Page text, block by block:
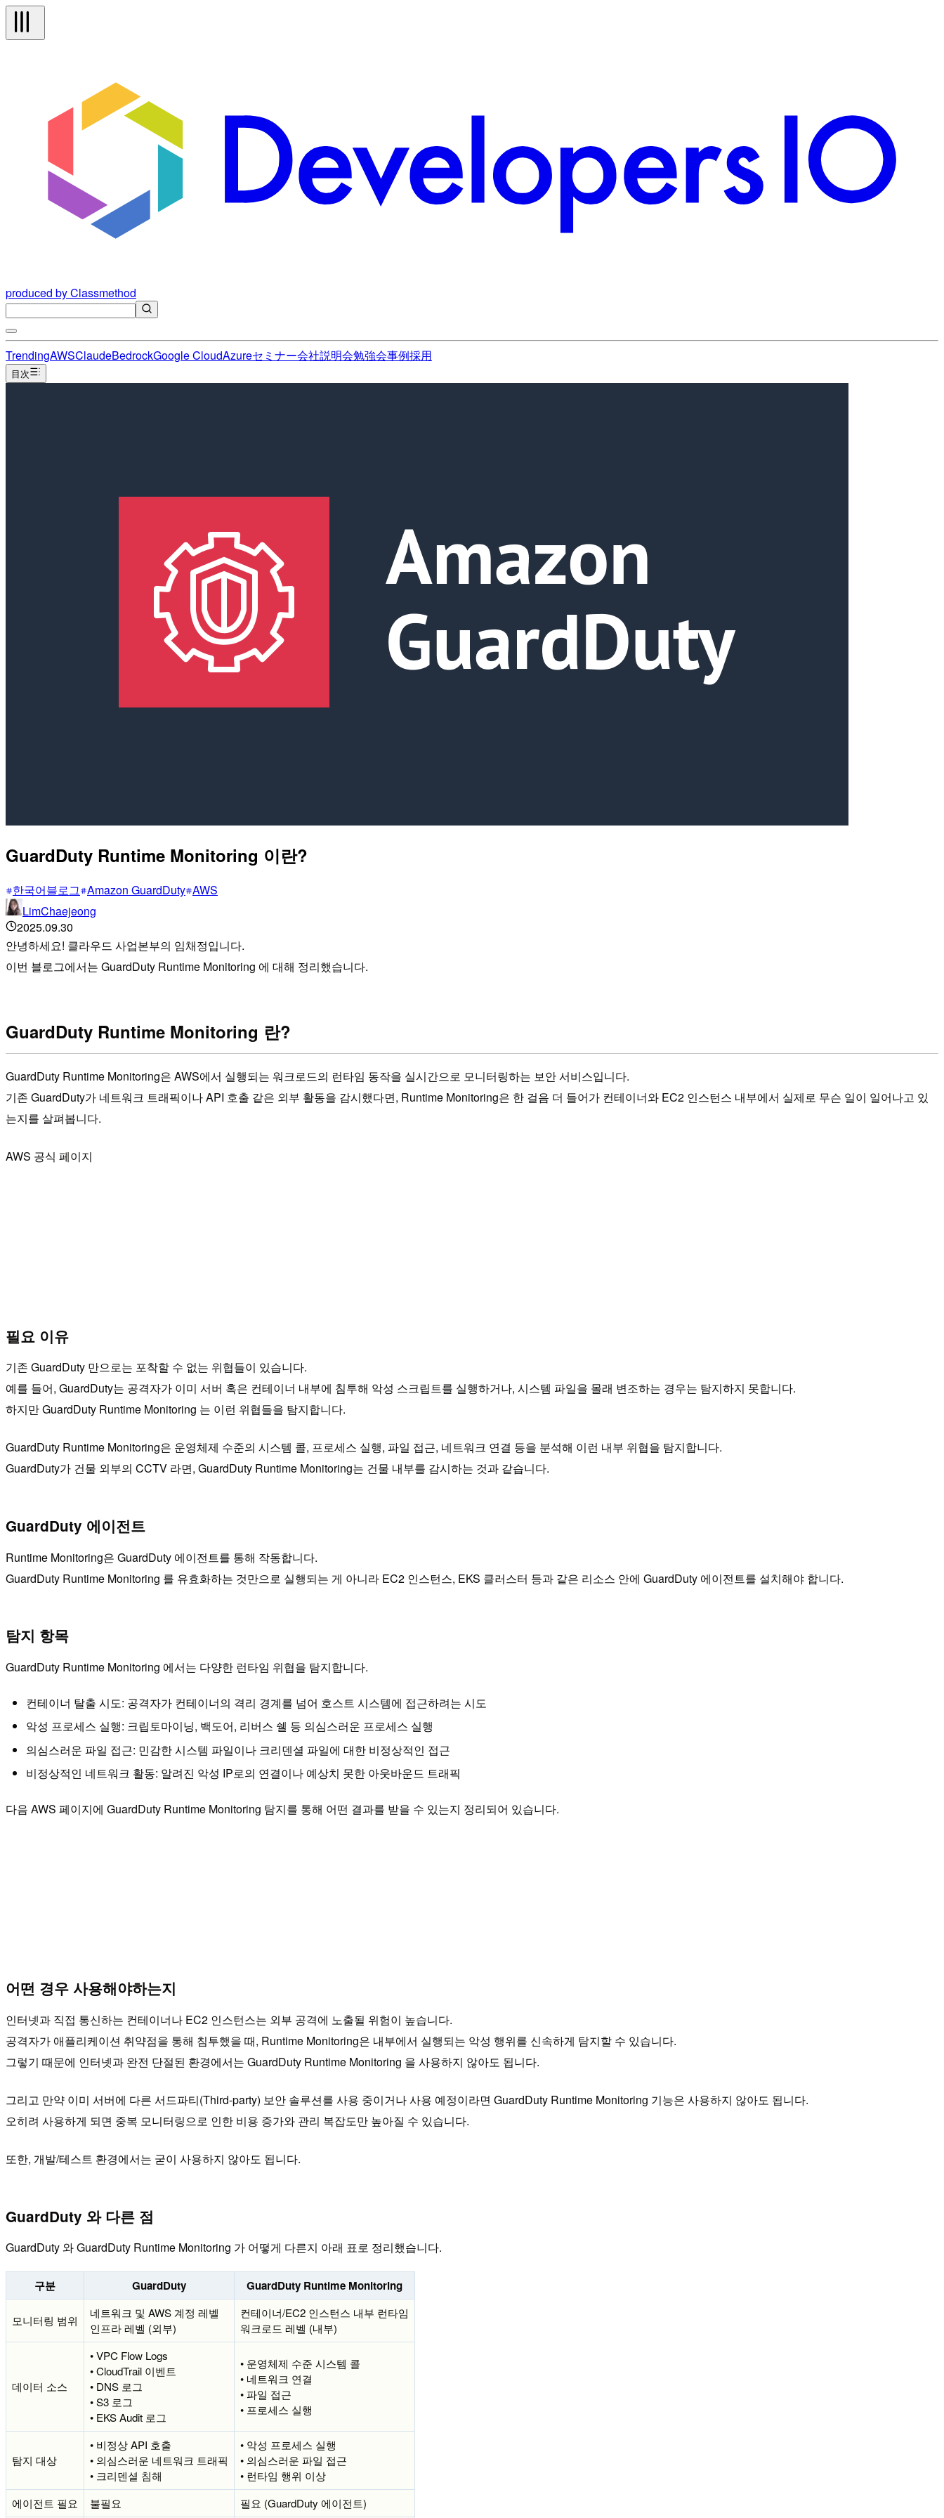
produced by Classmethod
TrendingAWSClaudeBedrockGoogle CloudAzureセミナー会社説明会勉強会事例採用
目次
GuardDuty Runtime Monitoring 이란?
한국어블로그 Amazon GuardDuty AWS
LimChaejeong
2025.09.30
안녕하세요! 클라우드 사업본부의 임채정입니다.
이번 블로그에서는 GuardDuty Runtime Monitoring 에 대해 정리했습니다.
GuardDuty Runtime Monitoring 란?
GuardDuty Runtime Monitoring은 AWS에서 실행되는 워크로드의 런타임 동작을 실시간으로 모니터링하는 보안 서비스입니다.
기존 GuardDuty가 네트워크 트래픽이나 API 호출 같은 외부 활동을 감시했다면, Runtime Monitoring은 한 걸음 더 들어가 컨테이너와 EC2 인스턴스 내부에서 실제로 무슨 일이 일어나고 있
는지를 살펴봅니다.
AWS 공식 페이지
필요 이유
기존 GuardDuty 만으로는 포착할 수 없는 위협들이 있습니다.
예를 들어, GuardDuty는 공격자가 이미 서버 혹은 컨테이너 내부에 침투해 악성 스크립트를 실행하거나, 시스템 파일을 몰래 변조하는 경우는 탐지하지 못합니다.
하지만 GuardDuty Runtime Monitoring 는 이런 위협들을 탐지합니다.
GuardDuty Runtime Monitoring은 운영체제 수준의 시스템 콜, 프로세스 실행, 파일 접근, 네트워크 연결 등을 분석해 이런 내부 위협을 탐지합니다.
GuardDuty가 건물 외부의 CCTV 라면, GuardDuty Runtime Monitoring는 건물 내부를 감시하는 것과 같습니다.
GuardDuty 에이전트
Runtime Monitoring은 GuardDuty 에이전트를 통해 작동합니다.
GuardDuty Runtime Monitoring 를 유효화하는 것만으로 실행되는 게 아니라 EC2 인스턴스, EKS 클러스터 등과 같은 리소스 안에 GuardDuty 에이전트를 설치해야 합니다.
탐지 항목
GuardDuty Runtime Monitoring 에서는 다양한 런타임 위협을 탐지합니다.
컨테이너 탈출 시도: 공격자가 컨테이너의 격리 경계를 넘어 호스트 시스템에 접근하려는 시도
악성 프로세스 실행: 크립토마이닝, 백도어, 리버스 쉘 등 의심스러운 프로세스 실행
의심스러운 파일 접근: 민감한 시스템 파일이나 크리덴셜 파일에 대한 비정상적인 접근
비정상적인 네트워크 활동: 알려진 악성 IP로의 연결이나 예상치 못한 아웃바운드 트래픽
다음 AWS 페이지에 GuardDuty Runtime Monitoring 탐지를 통해 어떤 결과를 받을 수 있는지 정리되어 있습니다.
어떤 경우 사용해야하는지
인터넷과 직접 통신하는 컨테이너나 EC2 인스턴스는 외부 공격에 노출될 위험이 높습니다.
공격자가 애플리케이션 취약점을 통해 침투했을 때, Runtime Monitoring은 내부에서 실행되는 악성 행위를 신속하게 탐지할 수 있습니다.
그렇기 때문에 인터넷과 완전 단절된 환경에서는 GuardDuty Runtime Monitoring 을 사용하지 않아도 됩니다.
그리고 만약 이미 서버에 다른 서드파티(Third-party) 보안 솔루션를 사용 중이거나 사용 예정이라면 GuardDuty Runtime Monitoring 기능은 사용하지 않아도 됩니다.
오히려 사용하게 되면 중복 모니터링으로 인한 비용 증가와 관리 복잡도만 높아질 수 있습니다.
또한, 개발/테스트 환경에서는 굳이 사용하지 않아도 됩니다.
GuardDuty 와 다른 점
GuardDuty 와 GuardDuty Runtime Monitoring 가 어떻게 다른지 아래 표로 정리했습니다.
구분 GuardDuty GuardDuty Runtime Monitoring
모니터링 범위
네트워크 및 AWS 계정 레벨
인프라 레벨 (외부)
컨테이너/EC2 인스턴스 내부 런타임
워크로드 레벨 (내부)
데이터 소스
• VPC Flow Logs
• CloudTrail 이벤트
• DNS 로그
• S3 로그
• EKS Audit 로그
• 운영체제 수준 시스템 콜
• 네트워크 연결
• 파일 접근
• 프로세스 실행
탐지 대상
• 비정상 API 호출
• 의심스러운 네트워크 트래픽
• 크리덴셜 침해
• 악성 프로세스 실행
• 의심스러운 파일 접근
• 런타임 행위 이상
에이전트 필요
불필요 필요 (GuardDuty 에이전트)